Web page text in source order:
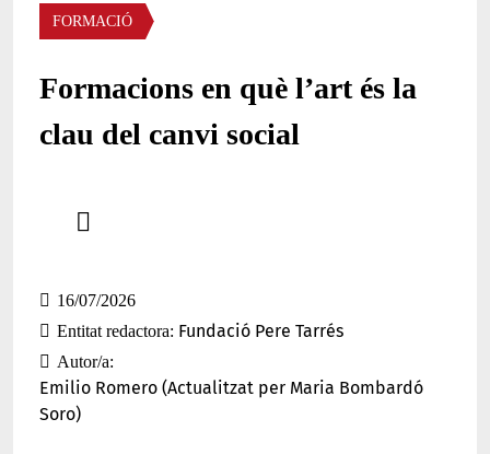
Àmbit
FORMACIÓ
Formacions en què l’art és la
clau del canvi social
16/07/2026
Entitat redactora Fundació Pere Tarrés
Autor/a
Emilio Romero (Actualitzat per Maria Bombardó
Soro)